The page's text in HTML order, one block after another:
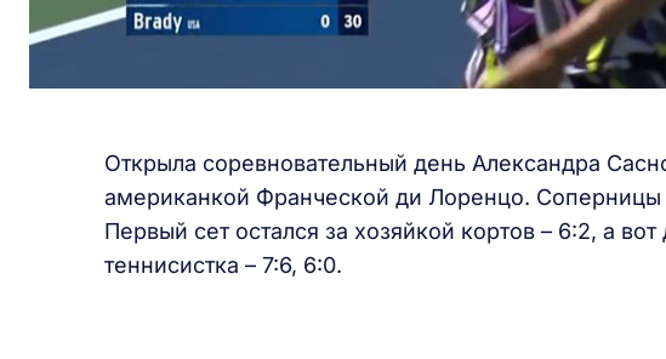
Открыла соревновательный день Александра
американкой Франческой ди Лоренцо. Соперницы
Первый сет остался за хозяйкой кортов – 6:2, а
теннисистка – 7:6, 6:0.